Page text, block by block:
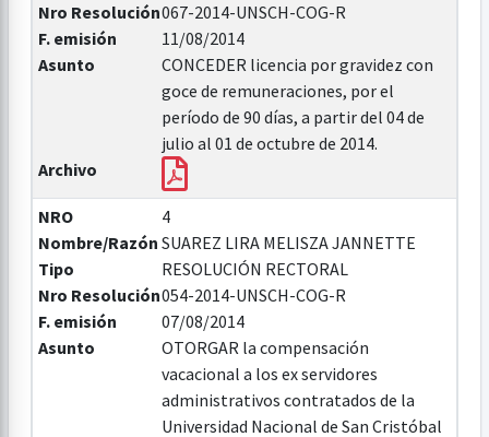
Nro Resolución067-2014-UNSCH-COG-R
F. emisión
11/08/2014
Asunto
CONCEDER licencia por gravidez con
goce de remuneraciones, por el
período de 90 días, a partir del 04 de
julio al 01 de octubre de 2014.
Archivo
NRO
4
Nombre/Razón SUAREZ LIRA MELISZA JANNETTE
Tipo
RESOLUCIÓN RECTORAL
Nro Resolución054-2014-UNSCH-COG-R
F. emisión
07/08/2014
Asunto
OTORGAR la compensación
vacacional a los ex servidores
administrativos contratados de la
Universidad Nacional de San Cristóbal